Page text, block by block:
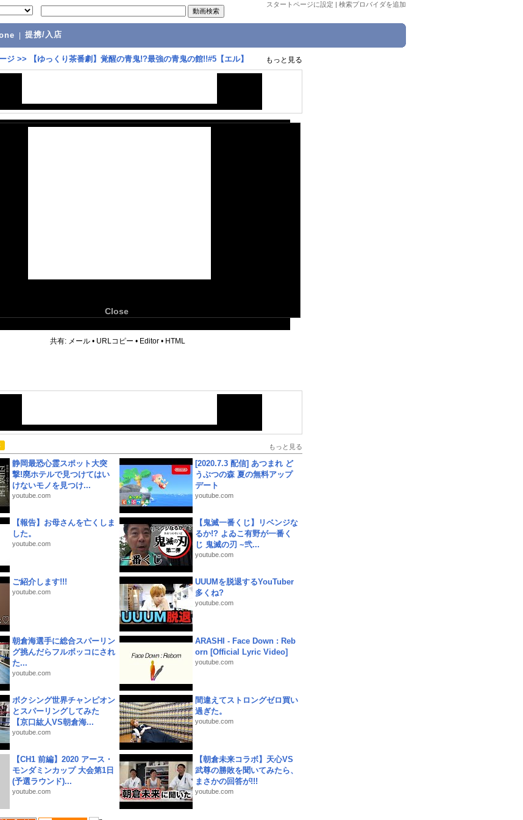
スタートページに設定 | 検索プロバイダを追加
提携/入店
ジ >> 【ゆっくり茶番劇】覚醒の青鬼!?最強の青鬼の館!!#5【エル】 もっと見る
Close
共有: メール • URLコピー • Editor • HTML
もっと見る
静岡最恐心霊スポット大突
撃!廃ホテルで見つけてはい
けないモノを見つけ...
youtube.com
[2020.7.3 配信] あつまれ ど
うぶつの森 夏の無料アップ
デート
youtube.com
【報告】お母さんを亡くしま
した。
youtube.com
【鬼滅一番くじ】リベンジな
るか!? よゐこ有野が一番く
じ 鬼滅の刃 ~弐...
youtube.com
ご紹介します!!!
youtube.com
UUUMを脱退するYouTuber
多くね?
youtube.com
朝倉海選手に総合スパーリン
グ挑んだらフルボッコにされ
た...
youtube.com
ARASHI - Face Down : Reb
orn [Official Lyric Video]
youtube.com
ボクシング世界チャンピオン
とスパーリングしてみた
【京口紘人VS朝倉海...
youtube.com
間違えてストロングゼロ買い
過ぎた。
youtube.com
【CH1 前編】2020 アース・
モンダミンカップ 大会第1日
(予選ラウンド)...
youtube.com
【朝倉未来コラボ】天心VS
武尊の勝敗を聞いてみたら、
まさかの回答が!!!
youtube.com